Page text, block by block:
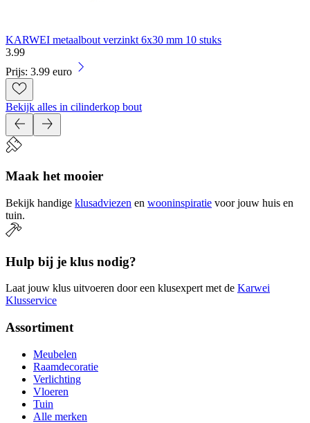
KARWEI metaalbout verzinkt 6x30 mm 10 stuks
3.99
Prijs: 3.99 euro
Bekijk alles in cilinderkop bout
Maak het mooier
Bekijk handige klusadviezen en wooninspiratie voor jouw huis en
tuin.
Hulp bij je klus nodig?
Laat jouw klus uitvoeren door een klusexpert met de Karwei
Klusservice
Assortiment
Meubelen
Raamdecoratie
Verlichting
Vloeren
Tuin
Alle merken